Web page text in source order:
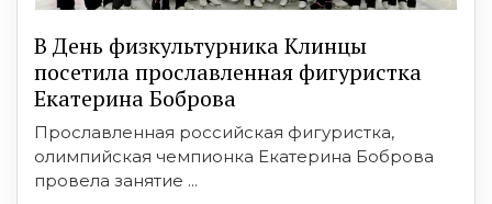
В День физкультурника Клинцы
посетила прославленная фигуристка
Екатерина Боброва
Прославленная российская фигуристка,
олимпийская чемпионка Екатерина Боброва
провела занятие ...